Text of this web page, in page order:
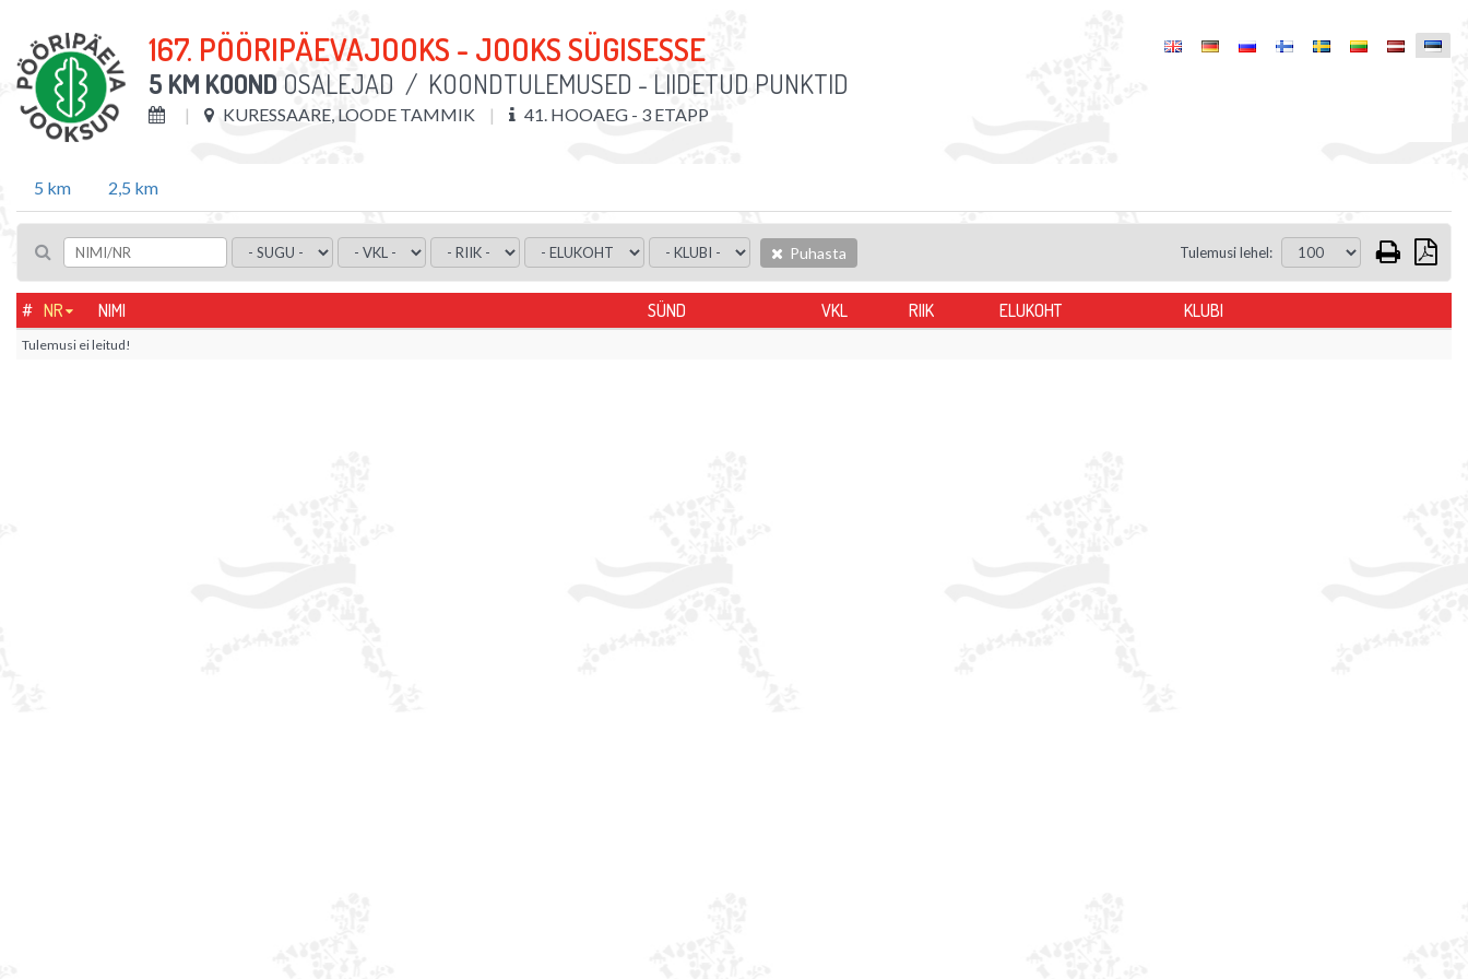
167. PÖÖRIPÄEVAJOOKS - JOOKS SÜGISESSE
5 KM KOOND OSALEJAD / KOONDTULEMUSED - LIIDETUD PUNKTID
KURESSAARE, LOODE TAMMIK 41. HOOAEG - 3 ETAPP
5 km 2,5 km
Puhasta Tulemusi lehel:
# NR NIMI SÜND VKL RIIK ELUKOHT KLUBI
Tulemusi ei leitud!